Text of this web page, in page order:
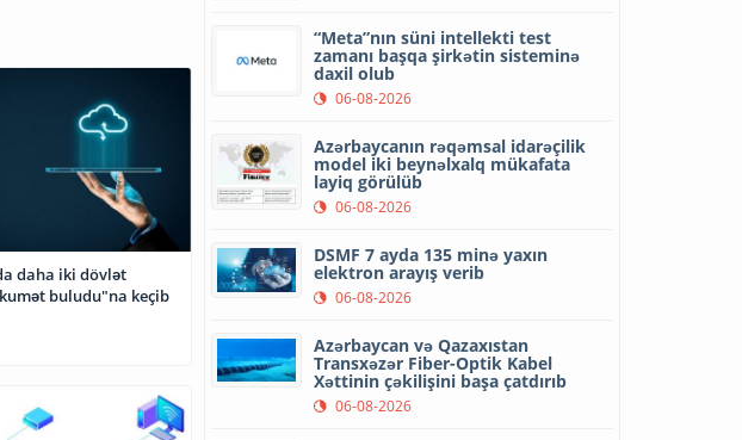
daha iki dövlət
buludu"na keçib
“Meta”nın süni intellekti test
zamanı başqa şirkətin sisteminə
daxil olub
06-08-2026
Azərbaycanın rəqəmsal idarəçilik
model iki beynəlxalq mükafata
layiq görülüb
06-08-2026
DSMF 7 ayda 135 minə yaxın
elektron arayış verib
06-08-2026
Azərbaycan və Qazaxıstan
Transxəzər Fiber-Optik Kabel
Xəttinin çəkilişini başa çatdırıb
06-08-2026